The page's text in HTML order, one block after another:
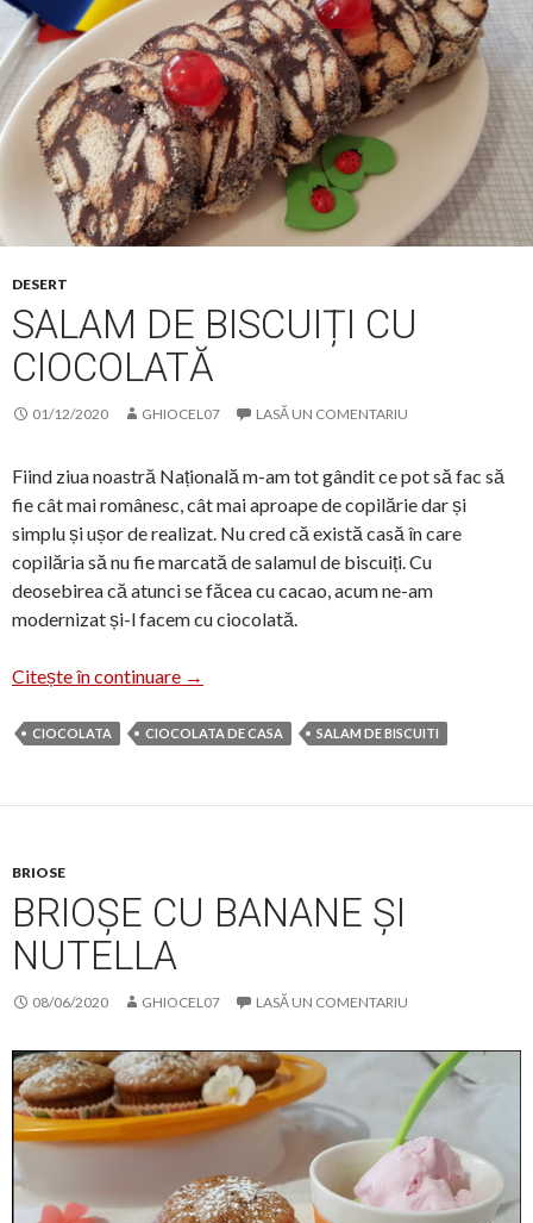
DESERT
SALAM DE BISCUIȚI CU
CIOCOLATĂ
01/12/2020 GHIOCEL07 LASĂ UN COMENTARIU
Fiind ziua noastră Națională m-am tot gândit ce pot să fac să
fie cât mai românesc, cât mai aproape de copilărie dar și
simplu și ușor de realizat. Nu cred că există casă în care
copilăria să nu fie marcată de salamul de biscuiți. Cu
deosebirea că atunci se făcea cu cacao, acum ne-am
modernizat și-l facem cu ciocolată.
Citește în continuare Salam de biscuiți cu ciocolată
→
CIOCOLATA CIOCOLATA DE CASA SALAM DE BISCUITI
BRIOSE
BRIOȘE CU BANANE ȘI
NUTELLA
08/06/2020 GHIOCEL07 LASĂ UN COMENTARIU